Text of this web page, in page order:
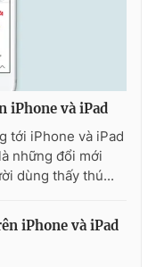
Nam
iPhone và iPad
tới iPhone và iPad
những đổi mới
dùng thấy thú...
iPhone và iPad